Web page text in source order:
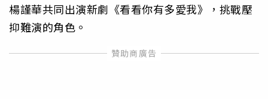
楊謹華共同出演新劇《看看你有多愛我》，挑戰壓
抑難演的角色。